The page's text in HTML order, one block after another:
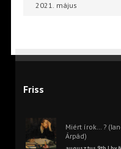
2021. május
Friss
Miért írok… ?
Árpád)